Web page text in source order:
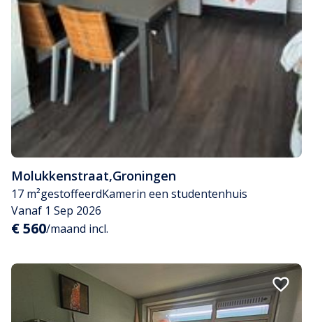
Molukkenstraat,Groningen
17 m²gestoffeerdKamerin een studentenhuis
Vanaf 1 Sep 2026
€ 560/maand incl.